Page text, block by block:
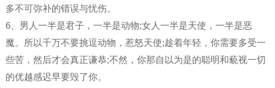
多不可弥补的错误与忧伤。
6、男人一半是君子，一半是动物;女人一半是天使，一半是恶
魔。所以千万不要挑逗动物，惹怒天使;趁着年轻，你需要多受一
些苦，然后才会真正谦恭;不然，你那自以为是的聪明和藐视一切
的优越感迟早要毁了你。